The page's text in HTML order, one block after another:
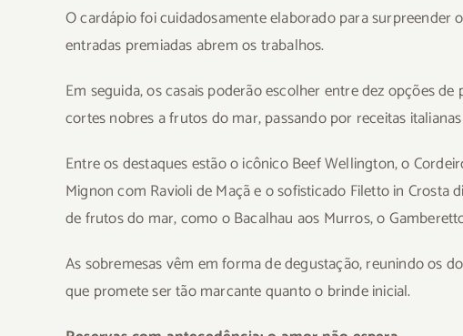
O cardápio foi cuidadosamente elaborado para surpreender
entradas premiadas abrem os trabalhos.
Em seguida, os casais poderão escolher entre dez opções
cortes nobres a frutos do mar, passando por receitas
Entre os destaques estão o icônico Beef Wellington, o
Mignon com Ravioli de Maçã e o sofisticado Filetto in Crosta
de frutos do mar, como o Bacalhau aos Murros, o
As sobremesas vêm em forma de degustação, reunindo os
que promete ser tão marcante quanto o brinde inicial.